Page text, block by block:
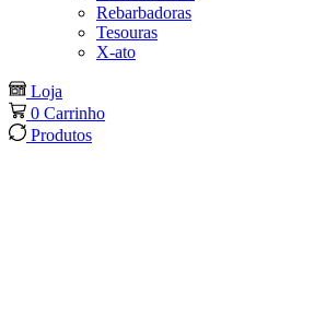
Rebarbadoras
Tesouras
X-ato
Loja
0 Carrinho
Produtos